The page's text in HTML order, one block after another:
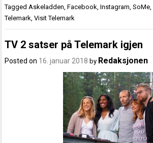
Tagged Askeladden ,Facebook ,Instagram ,SoMe
Telemark ,Visit Telemark
TV 2 satser på Telemark igjen
Posted on 16. januar 2018 by Redaksjonen